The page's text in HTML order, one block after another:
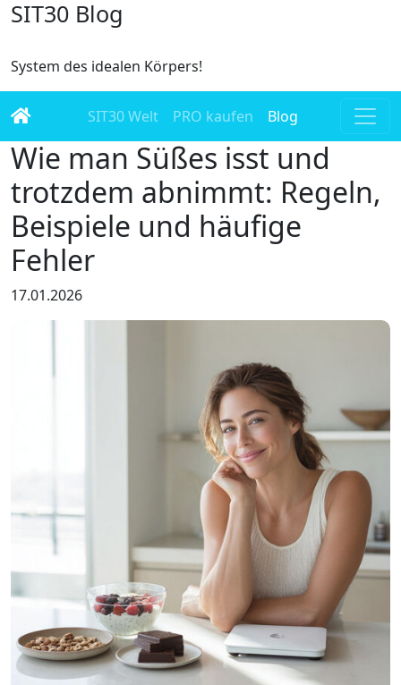
SIT30 Blog
System des idealen Körpers!
SIT30 Welt PRO kaufen Blog
Wie man Süßes isst und
trotzdem abnimmt: Regeln,
Beispiele und häufige
Fehler
17.01.2026